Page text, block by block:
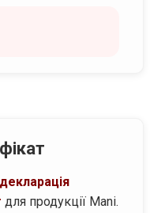
декларація
для продукції Mani.